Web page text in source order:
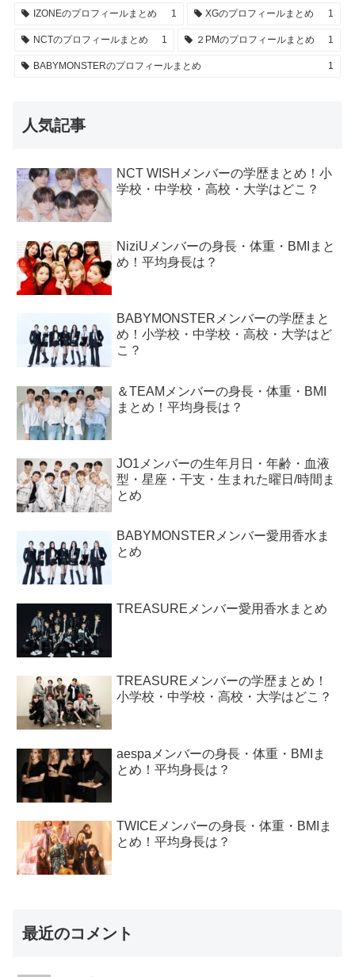
IZONEのプロフィールまとめ 1 XGのプロフィールまとめ 1
NCTのプロフィールまとめ 1 ２PMのプロフィールまとめ 1
BABYMONSTERのプロフィールまとめ 1
人気記事
NCT WISHメンバーの学歴まとめ！小
学校・中学校・高校・大学はどこ？
NiziUメンバーの身長・体重・BMIまと
め！平均身長は？
BABYMONSTERメンバーの学歴まと
め！小学校・中学校・高校・大学はど
こ？
＆TEAMメンバーの身長・体重・BMI
まとめ！平均身長は？
JO1メンバーの生年月日・年齢・血液
型・星座・干支・生まれた曜日/時間ま
とめ
BABYMONSTERメンバー愛用香水ま
とめ
TREASUREメンバー愛用香水まとめ
TREASUREメンバーの学歴まとめ！
小学校・中学校・高校・大学はどこ？
aespaメンバーの身長・体重・BMIま
とめ！平均身長は？
TWICEメンバーの身長・体重・BMIま
とめ！平均身長は？
最近のコメント